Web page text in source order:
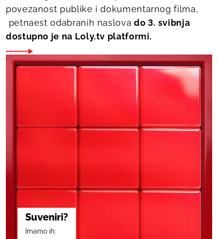
povezanost publike i dokumentarnog filma,
petnaest odabranih naslova do 3. svibnja
dostupno je na Loly.tv platformi.
Suveniri?
Imamo ih: